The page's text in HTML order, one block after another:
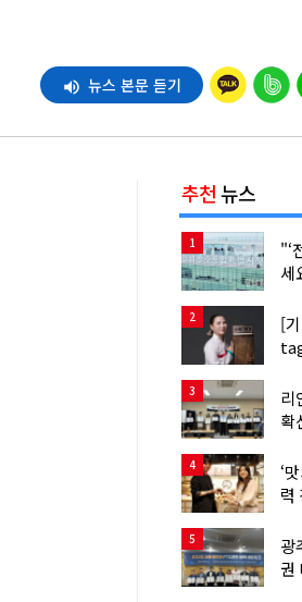
뉴스 본문 듣기
추천뉴스
1
"‘
세
2
[
3
리
확
4
‘
력
5
광
권